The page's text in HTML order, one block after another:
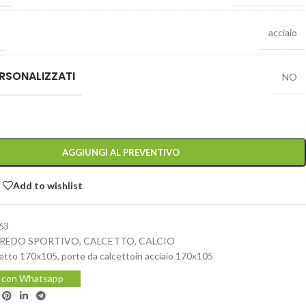
acciaio
NO
AGGIUNGI AL PREVENTIVO
Add to wishlist
SPORTIVO, CALCETTO, CALCIO
170x105, porte da calcettoin acciaio 170x105
Whatsapp